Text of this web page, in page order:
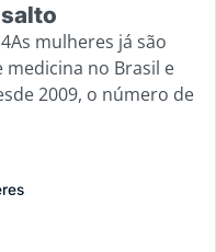
mulheres já são
no Brasil e
2009, o número de